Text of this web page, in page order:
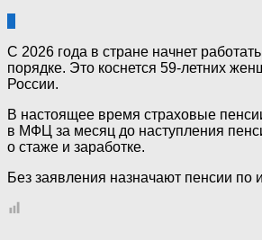
С 2026 года в стране начнет
порядке. Это коснется 59-летних
России.
В настоящее время страховые
в МФЦ за месяц до наступления
о стаже и заработке.
Без заявления назначают пенсии по